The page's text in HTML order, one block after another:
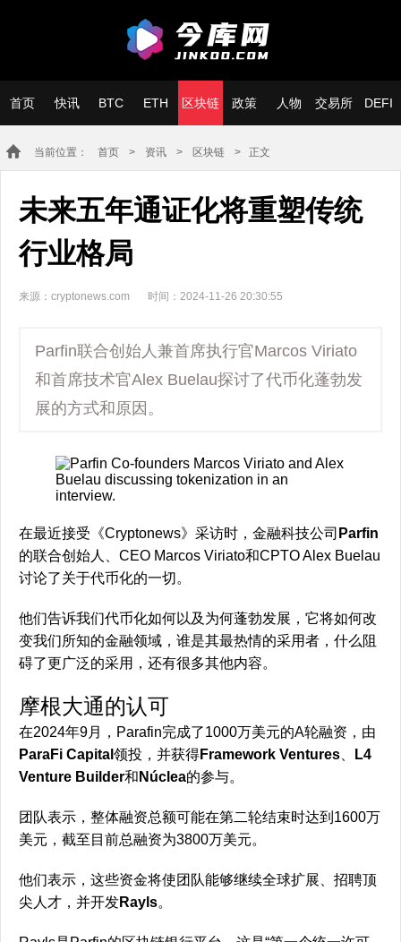
首页 快讯 BTC ETH 区块链 政策 人物 交易所 DEFI
当前位置： 首页 > 资讯 > 区块链 > 正文
未来五年通证化将重塑传统
行业格局
来源：cryptonews.com 时间：2024-11-26 20:30:55
Parfin联合创始人兼首席执行官Marcos Viriato
和首席技术官Alex Buelau探讨了代币化蓬勃发
展的方式和原因。
在最近接受《Cryptonews》采访时，金融科技公司 Parfin
的联合创始人、CEO Marcos Viriato和CPTO Alex Buelau
讨论了关于代币化的一切。
他们告诉我们代币化如何以及为何蓬勃发展，它将如何改
变我们所知的金融领域，谁是其最热情的采用者，什么阻
碍了更广泛的采用，还有很多其他内容。
摩根大通的认可
在2024年9月，Parafin完成了1000万美元的A轮融资，由
ParaFi Capital 领投，并获得Framework Ventures
L4
Venture Builder和 Núclea的参与。
团队表示，整体融资总额可能在第二轮结束时达到1600万
美元，截至目前总融资为3800万美元。
他们表示，这些资金将使团队能够继续全球扩展、招聘顶
尖人才，并开发Rayls。